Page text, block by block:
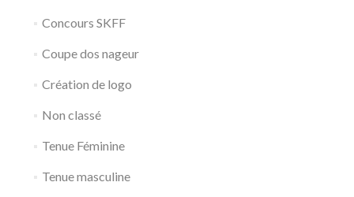
Concours SKFF
Coupe dos nageur
Création de logo
Non classé
Tenue Féminine
Tenue masculine